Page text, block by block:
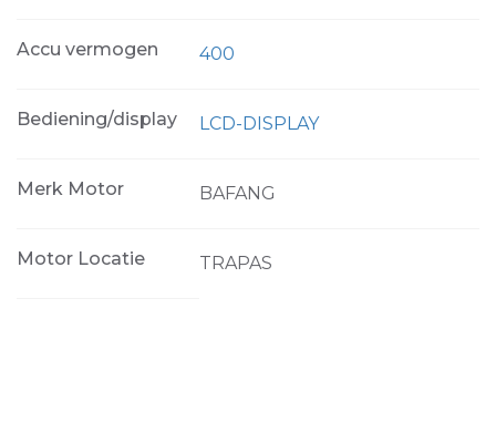
Accu vermogen 400
Bediening/display LCD-DISPLAY
Merk Motor BAFANG
Motor Locatie TRAPAS